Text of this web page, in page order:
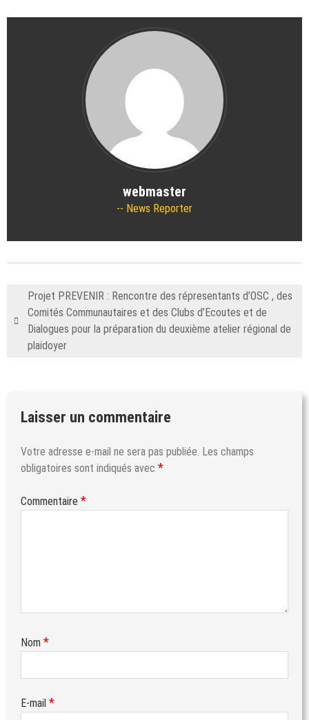
webmaster
News Reporter
Projet PREVENIR : Rencontre des répresentants d’OSC , des
Comités Communautaires et des Clubs d’Ecoutes et de
Dialogues pour la préparation du deuxième atelier régional de
plaidoyer
Laisser un commentaire
Votre adresse e-mail ne sera pas publiée. Les champs
obligatoires sont indiqués avec *
Commentaire *
Nom *
E-mail *